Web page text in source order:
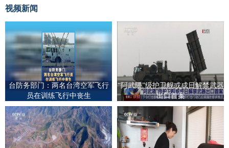
视频新闻
台防务部门：两名台湾空军飞行
员在训练飞行中丧生
“阿武隈”级护卫舰或成日解禁武器
出口首案